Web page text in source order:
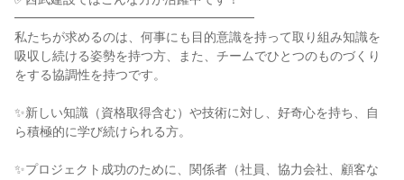
━━━━━━━━━━━━━━━━━━━
私たちが求めるのは、何事にも目的意識を持って取り組み知識を
吸収し続ける姿勢を持つ方、また、チームでひとつのものづくり
をする協調性を持つです。
✨新しい知識（資格取得含む）や技術に対し、好奇心を持ち、自
ら積極的に学び続けられる方。
✨プロジェクト成功のために、関係者（社員、協力会社、顧客な